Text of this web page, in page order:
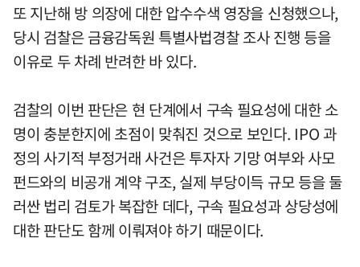
또 지난해 방 의장에 대한 압수수색 영장을 신청했으나,
당시 검찰은 금융감독원 특별사법경찰 조사 진행 등을
이유로 두 차례 반려한 바 있다.
검찰의 이번 판단은 현 단계에서 구속 필요성에 대한 소
명이 충분한지에 초점이 맞춰진 것으로 보인다. IPO 과
정의 사기적 부정거래 사건은 투자자 기망 여부와 사모
펀드와의 비공개 계약 구조, 실제 부당이득 규모 등을 둘
러싼 법리 검토가 복잡한 데다, 구속 필요성과 상당성에
대한 판단도 함께 이뤄져야 하기 때문이다.